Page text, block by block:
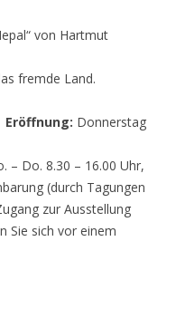
von Hartmut
fremde Land.
Eröffnung: Donnerstag
– Do. 8.30 – 16.00 Uhr,
(durch Tagungen
zur Ausstellung
Sie sich vor einem